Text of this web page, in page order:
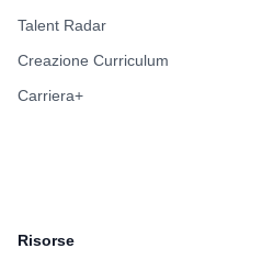
Talent Radar
Creazione Curriculum
Carriera+
Risorse